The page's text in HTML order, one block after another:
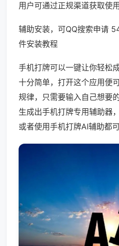
用户可通过正规渠道获取使用
辅助安装，可QQ搜索申请
件安装教程
手机打牌可以一键让你轻松
十分简单，打开这个应用便
规律，只需要输入自己想要
生成出手机打牌专用辅助器
或者使用手机打牌AI辅助都